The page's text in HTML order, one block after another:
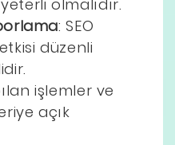
olmalıdır.
: SEO
düzenli
işlemler ve
açık